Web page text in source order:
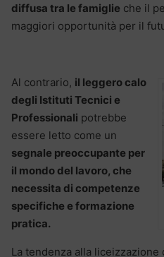
diffusa tra le famiglie che il
maggiori opportunità per il
Al contrario, il leggero calo
degli Istituti Tecnici e
Professionali potrebbe
essere letto come un
segnale preoccupante per
il mondo del lavoro, che
necessita di competenze
specifiche e formazione
pratica.
La tendenza alla liceizzazione